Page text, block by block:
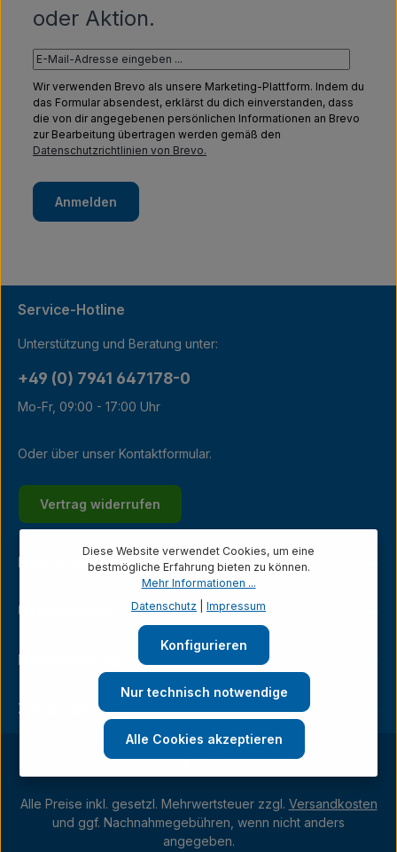
oder Aktion.
Wir verwenden Brevo als unsere Marketing-Plattform. Indem du
das Formular absendest, erklärst du dich einverstanden, dass
die von dir angegebenen persönlichen Informationen an Brevo
zur Bearbeitung übertragen werden gemäß den
Datenschutzrichtlinien von Brevo.
Anmelden
Service-Hotline
Unterstützung und Beratung unter:
+49 (0) 7941 647178-0
Mo-Fr, 09:00 - 17:00 Uhr
Oder über unser Kontaktformular.
Vertrag widerrufen
Kundenservice
Unternehmen
Ladengeschäft
Zahlungsarten
Alle Preise inkl. gesetzl. Mehrwertsteuer zzgl. Versandkosten
und ggf. Nachnahmegebühren, wenn nicht anders
angegeben.
Diese Website verwendet Cookies, um eine
bestmögliche Erfahrung bieten zu können.
Mehr Informationen ...
Datenschutz
Impressum
Nur technisch notwendige
Konfigurieren
Alle Cookies akzeptieren